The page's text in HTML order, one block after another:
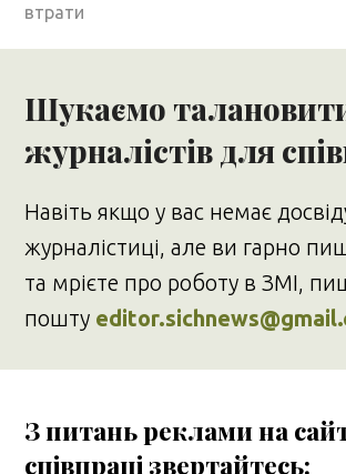
втрати
Шукаємо
журналістів для
Навіть якщо у вас немає
журналістиці, але ви гарно
та мрієте про роботу в ЗМІ,
пошту
З питань реклами на
співпраці звертайтесь: